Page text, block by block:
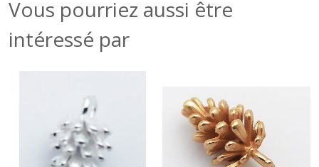
Vous pourriez aussi être
intéressé par